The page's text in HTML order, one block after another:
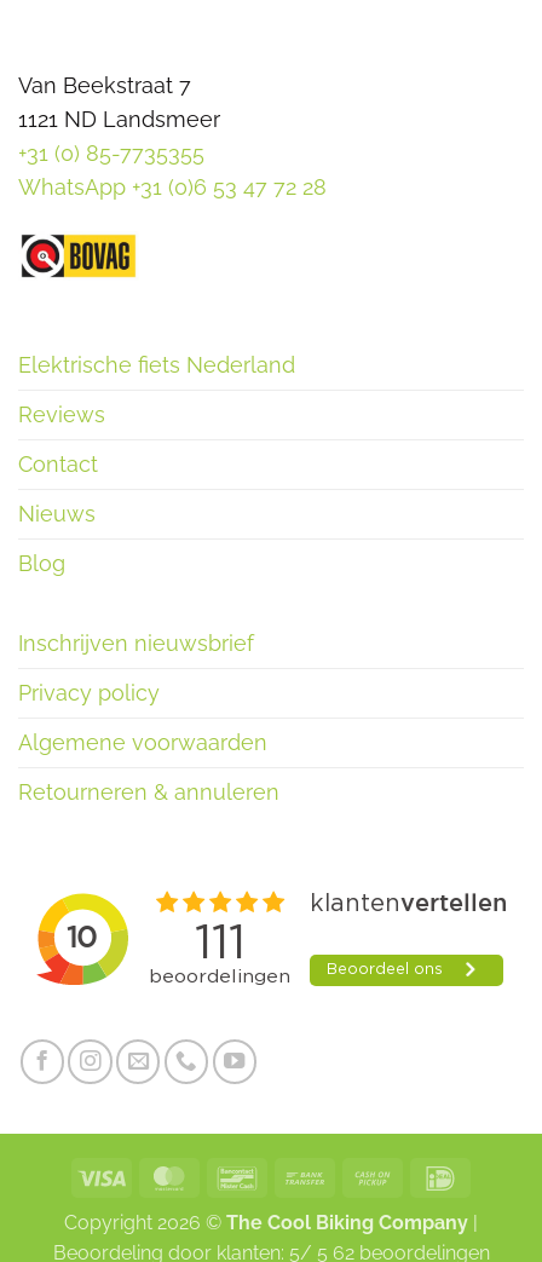
Van Beekstraat 7
1121 ND Landsmeer
+31 (0) 85-7735355
WhatsApp +31 (0)6 53 47 72 28
Elektrische fiets Nederland
Reviews
Contact
Nieuws
Blog
Inschrijven nieuwsbrief
Privacy policy
Algemene voorwaarden
Retourneren & annuleren
Visa MasterCardBancontact
Bank
Cash
Pickup
Copyright 2026 © The Cool Biking Company |
Beoordeling door klanten: 5/ 5 62beoordelingen